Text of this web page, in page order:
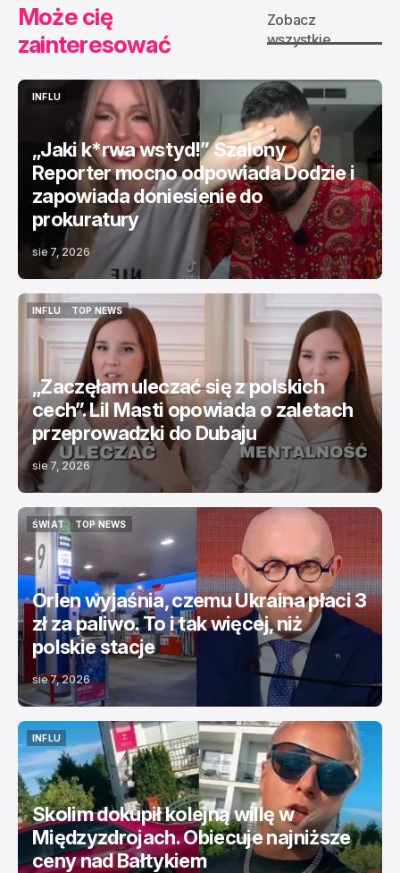
Może cię
zainteresować
Zobacz
wszystkie
INFLU
„Jaki k*rwa wstyd!” Szalony
Reporter mocno odpowiada Dodzie i
zapowiada doniesienie do
prokuratury
sie 7, 2026
INFLU
INFLU
TOP NEWS
TOP NEWS
„Zaczęłam uleczać się z polskich
cech”. Lil Masti opowiada o zaletach
przeprowadzki do Dubaju
sie 7, 2026
ŚWIAT
ŚWIAT
TOP NEWS
Orlen wyjaśnia, czemu Ukraina płaci 3
zł za paliwo. To i tak więcej, niż
polskie stacje
sie 7, 2026
INFLU
INFLU
Skolim dokupił kolejną willę w
Międzyzdrojach. Obiecuje najniższe
ceny nad Bałtykiem